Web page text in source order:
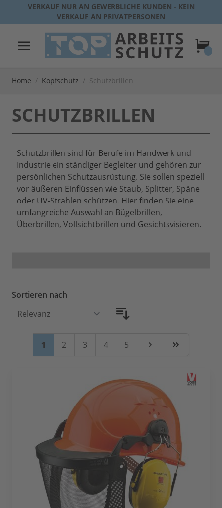
Direkt zum Inhalt
VERKAUF NUR AN GEWERBLICHE KUNDEN - KEIN
VERKAUF AN PRIVATPERSONEN
Home / Kopfschutz / Schutzbrillen
SCHUTZBRILLEN
Schutzbrillen sind für Berufe im Handwerk und
Industrie ein ständiger Begleiter und gehören zur
persönlichen Schutzausrüstung. Sie sollen speziell
vor äußeren Einflüssen wie Staub, Splitter, Späne
oder UV-Strahlen schützen. Hier finden Sie eine
umfangreiche Auswahl an Bügelbrillen,
Überbrillen, Vollsichtbrillen und Gesichtsvisieren.
Sortieren nach
Sie lesen gerade Seite
1 Seite
2 Seite
3 Seite
4 Seite
5 Weiter Zuletzt